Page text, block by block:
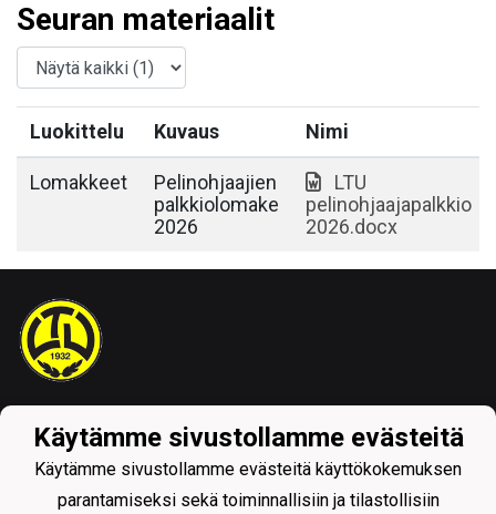
Seuran materiaalit
Luokittelu Kuvaus Nimi
Lomakkeet
Pelinohjaajien
palkkiolomake
2026
LTU
pelinohjaajapalkkio
2026.docx
Käytämme sivustollamme evästeitä
Käytämme sivustollamme evästeitä käyttökokemuksen
parantamiseksi sekä toiminnallisiin ja tilastollisiin